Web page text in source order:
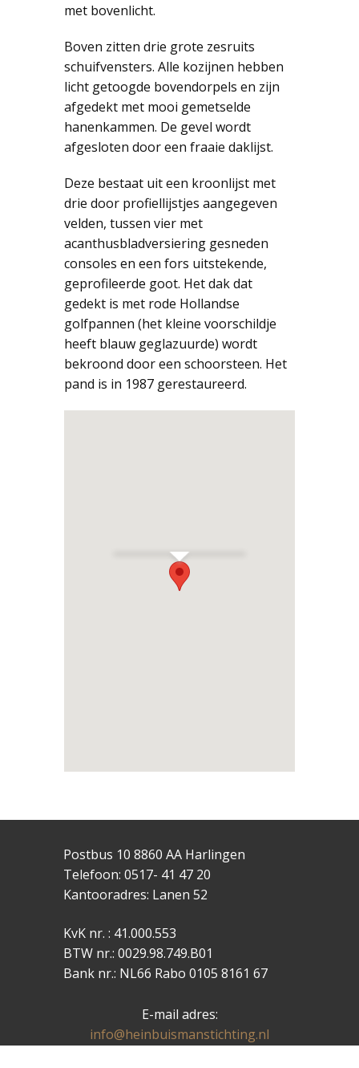
met bovenlicht.
Boven zitten drie grote zesruits
schuifvensters. Alle kozijnen hebben
licht getoogde bovendorpels en zijn
afgedekt met mooi gemetselde
hanenkammen. De gevel wordt
afgesloten door een fraaie daklijst.
Deze bestaat uit een kroonlijst met
drie door profiellijstjes aangegeven
velden, tussen vier met
acanthusbladversiering gesneden
consoles en een fors uitstekende,
geprofileerde goot. Het dak dat
gedekt is met rode Hollandse
golfpannen (het kleine voorschildje
heeft blauw geglazuurde) wordt
bekroond door een schoorsteen. Het
pand is in 1987 gerestaureerd.
Harlingen
Nieuwstraat 48
Postbus 10 8860 AA Harlingen
Telefoon: 0517- 41 47 20
Kantooradres: Lanen 52
KvK nr. : 41.000.553
BTW nr.: 0029.98.749.B01
Bank nr.: NL66 Rabo 0105 8161 67
E-mail adres:
info@heinbuismanstichting.nl